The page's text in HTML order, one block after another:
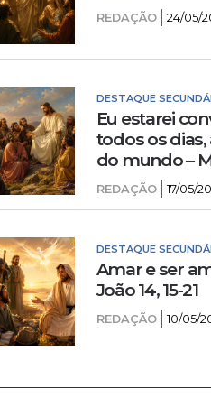
REDAÇÃO 24/05/
DESTAQUE
Eu estarei
todos os
do mundo –
REDAÇÃO 17/05/
DESTAQUE
Amar e ser
João 14, 15-21
REDAÇÃO 10/05/